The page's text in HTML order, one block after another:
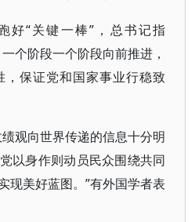
好“关键一棒”，总书记指
个阶段一个阶段向前推进，
保证党和国家事业行稳致
观向世界传递的信息十分明
以身作则动员民众围绕共同
现美好蓝图。”有外国学者表